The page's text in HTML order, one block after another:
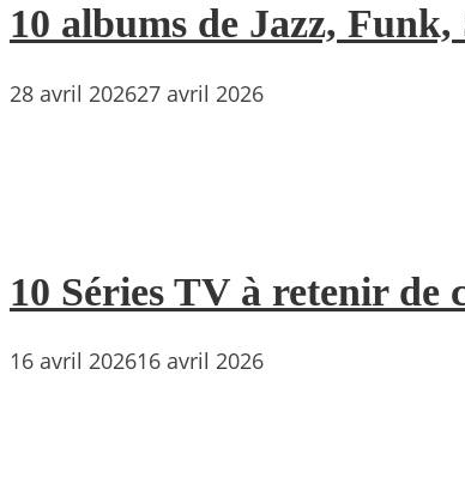
10 albums de Jazz,
28 avril 202627 avril 2026
10 Séries TV à retenir de
16 avril 202616 avril 2026